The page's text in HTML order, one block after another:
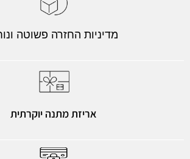
מדיניות החזרה פשוטה
אריזת מתנה יוקרתית